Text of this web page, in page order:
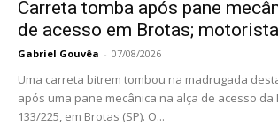
Carreta tomba após pane
de acesso em Brotas;
Gabriel Gouvêa - 07/08/2026
Uma carreta bitrem tombou na madrugada
após uma pane mecânica na alça de acesso da
133/225, em Brotas (SP). O...